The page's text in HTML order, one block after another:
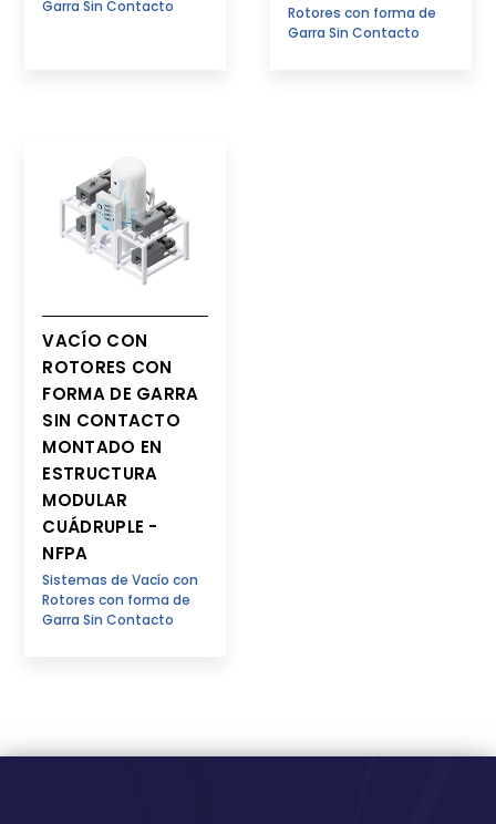
Garra Sin Contacto
Rotores con forma de
Garra Sin Contacto
VACÍO CON
ROTORES CON
FORMA DE GARRA
SIN CONTACTO
MONTADO EN
ESTRUCTURA
MODULAR
CUÁDRUPLE -
NFPA
Sistemas de Vacío con
Rotores con forma de
Garra Sin Contacto